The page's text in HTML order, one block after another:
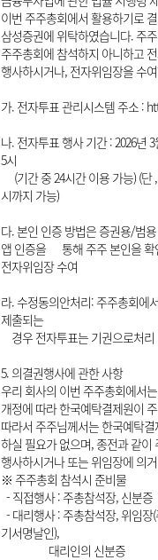
이번 주주총회에서 활용하기로
삼성증권에 위탁하였습니다. 주
주주총회에 참석하지 아니하고
행사하시거나, 전자위임장을 수
가. 전자투표 관리시스템 주소 :
나. 전자투표 행사 기간 : 2026년
5시
(기간 중 24시간 이용 가능) (단
시까지 가능)
다. 본인 인증 방법은 증권용/범
앱 인증을 통해 주주 본인을 확
전자위임장 수여
라. 수정동의안처리: 주주총회에
제출되는
경우 전자투표는 기권으로처리
5. 의결권행사에 관한 사항
우리 회사의 이번 주주총회에서
개정에 따라 한국예탁결제원이
따라서 주주님께서는 한국예탁
하실 필요가 없으며, 종전과 같
행사하시거나 또는 위임장에 의
※ 주주총회 참석시 준비물
- 직접행사 : 주총참석장, 신분증
- 대리행사 : 주총참석장, 위임
기서명날인),
대리인의 신분증